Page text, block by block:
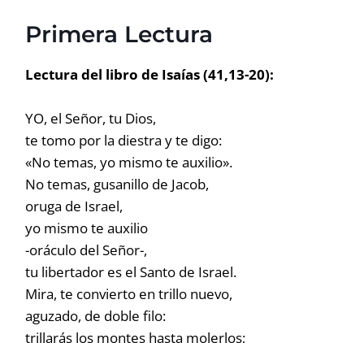
Primera Lectura
Lectura del libro de Isaías (41,13-20):
YO, el Señor, tu Dios,
te tomo por la diestra y te digo:
«No temas, yo mismo te auxilio».
No temas, gusanillo de Jacob,
oruga de Israel,
yo mismo te auxilio
-oráculo del Señor-,
tu libertador es el Santo de Israel.
Mira, te convierto en trillo nuevo,
aguzado, de doble filo:
trillarás los montes hasta molerlos;